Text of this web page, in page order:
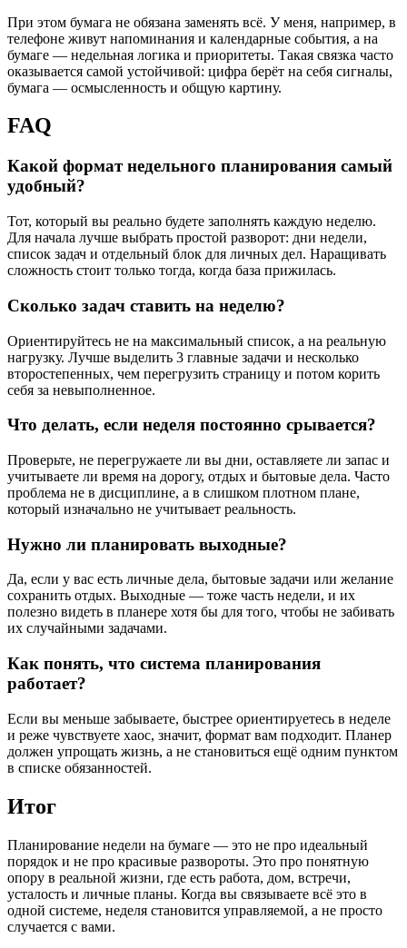
При этом бумага не обязана заменять всё. У меня, например, в
телефоне живут напоминания и календарные события, а на
бумаге — недельная логика и приоритеты. Такая связка часто
оказывается самой устойчивой: цифра берёт на себя сигналы,
бумага — осмысленность и общую картину.
FAQ
Какой формат недельного планирования самый
удобный?
Тот, который вы реально будете заполнять каждую неделю.
Для начала лучше выбрать простой разворот: дни недели,
список задач и отдельный блок для личных дел. Наращивать
сложность стоит только тогда, когда база прижилась.
Сколько задач ставить на неделю?
Ориентируйтесь не на максимальный список, а на реальную
нагрузку. Лучше выделить 3 главные задачи и несколько
второстепенных, чем перегрузить страницу и потом корить
себя за невыполненное.
Что делать, если неделя постоянно срывается?
Проверьте, не перегружаете ли вы дни, оставляете ли запас и
учитываете ли время на дорогу, отдых и бытовые дела. Часто
проблема не в дисциплине, а в слишком плотном плане,
который изначально не учитывает реальность.
Нужно ли планировать выходные?
Да, если у вас есть личные дела, бытовые задачи или желание
сохранить отдых. Выходные — тоже часть недели, и их
полезно видеть в планере хотя бы для того, чтобы не забивать
их случайными задачами.
Как понять, что система планирования
работает?
Если вы меньше забываете, быстрее ориентируетесь в неделе
и реже чувствуете хаос, значит, формат вам подходит. Планер
должен упрощать жизнь, а не становиться ещё одним пунктом
в списке обязанностей.
Итог
Планирование недели на бумаге — это не про идеальный
порядок и не про красивые развороты. Это про понятную
опору в реальной жизни, где есть работа, дом, встречи,
усталость и личные планы. Когда вы связываете всё это в
одной системе, неделя становится управляемой, а не просто
случается с вами.